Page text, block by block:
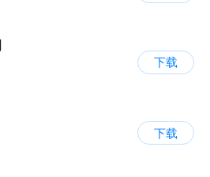
下载
下载